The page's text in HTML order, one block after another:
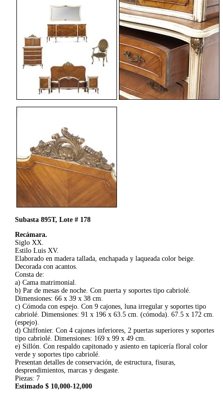
Subasta 895T, Lote # 178
Recámara.
Siglo XX.
Estilo Luis XV.
Elaborado en madera tallada, enchapada y laqueada color beige.
Decorada con acantos.
Consta de:
a) Cama matrimonial.
b) Par de mesas de noche. Con puerta y soportes tipo cabriolé.
Dimensiones: 66 x 39 x 38 cm.
c) Cómoda con espejo. Con 9 cajones, luna irregular y soportes tipo
cabriolé. Dimensiones: 91 x 196 x 63.5 cm. (cómoda). 67.5 x 172 cm.
(espejo).
d) Chiffonier. Con 4 cajones inferiores, 2 puertas superiores y soportes
tipo cabriolé. Dimensiones: 169 x 99 x 49 cm.
e) Sillón. Con respaldo capitonado y asiento en tapicería floral color
verde y soportes tipo cabriolé.
Presentan detalles de conservación, de estructura, fisuras,
desprendimientos, marcas y desgaste.
Piezas: 7
Estimado $ 10,000-12,000